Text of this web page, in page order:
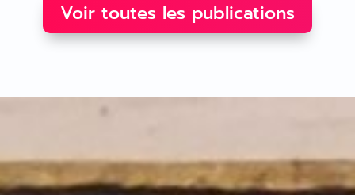
Voir toutes les publications